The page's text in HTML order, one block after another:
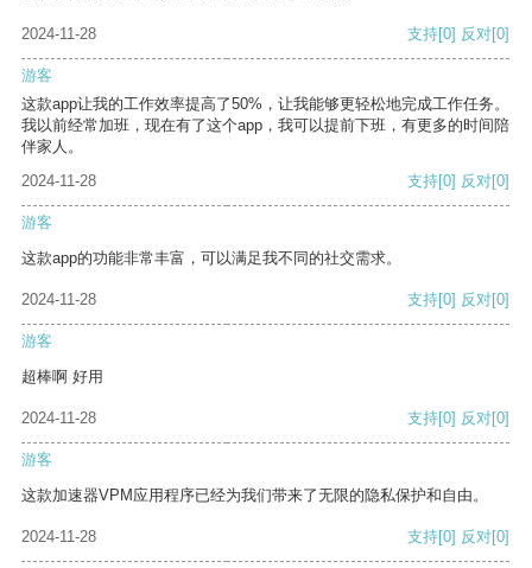
2024-11-28 支持[0] 反对[0]
游客
这款app让我的工作效率提高了50%，让我能够更轻松地完成工作任务。
我以前经常加班，现在有了这个app，我可以提前下班，有更多的时间陪
伴家人。
2024-11-28
支持[0] 反对[0]
游客
这款app的功能非常丰富，可以满足我不同的社交需求。
2024-11-28 支持[0] 反对[0]
游客
超棒啊 好用
2024-11-28 支持[0] 反对[0]
游客
这款加速器VPM应用程序已经为我们带来了无限的隐私保护和自由。
2024-11-28 支持[0] 反对[0]